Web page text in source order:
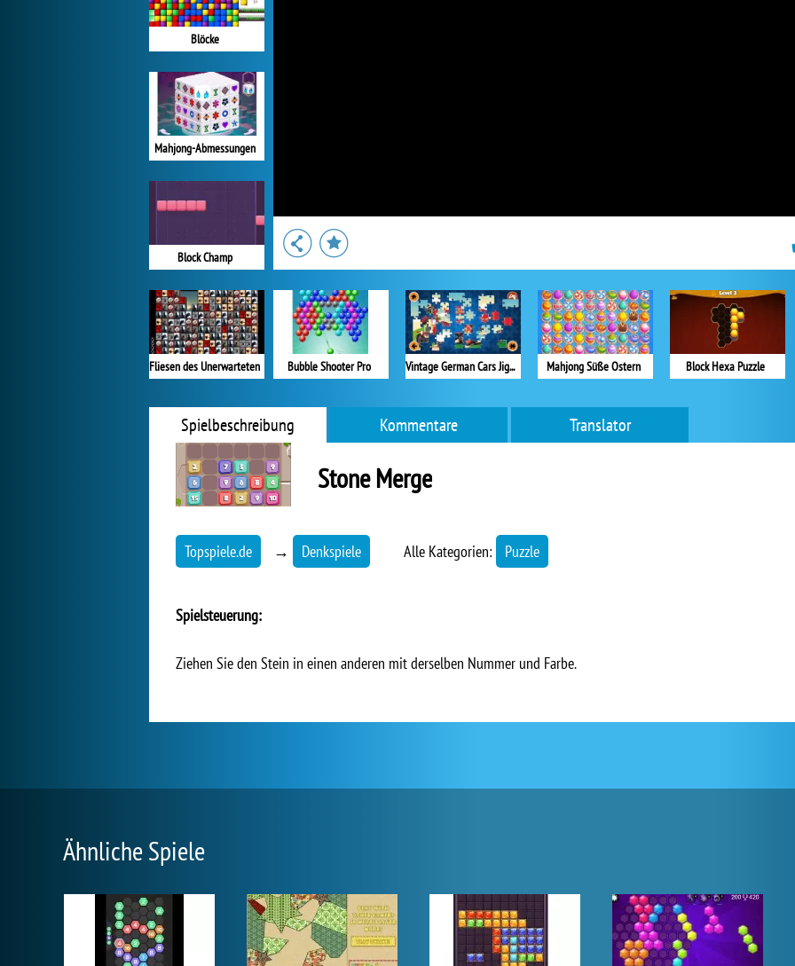
Blöcke
Mahjong-Abmessungen
Block Champ
Fliesen des Unerwarteten Bubble Shooter Pro Vintage German Cars Jigsaw Mahjong Süße Ostern Block Hexa Puzzle
Spielbeschreibung Kommentare Translator
Stone Merge
Topspiele.de → Denkspiele Alle Kategorien: Puzzle
Spielsteuerung:
Ziehen Sie den Stein in einen anderen mit derselben Nummer und Farbe.
Ähnliche Spiele